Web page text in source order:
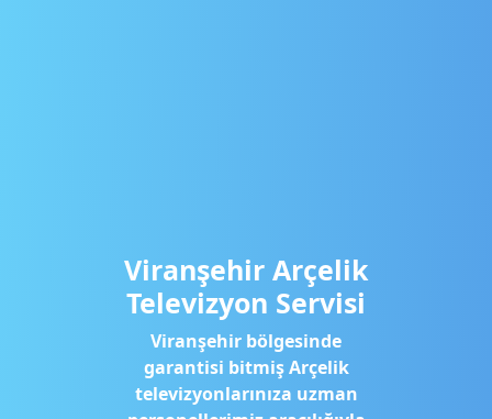
Viranşehir Arçelik
Televizyon Servisi
Viranşehir bölgesinde
garantisi bitmiş Arçelik
televizyonlarınıza uzman